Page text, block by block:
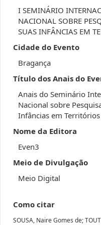
I SEMINÁRIO
NACIONAL SOBRE
SUAS INFÂNCIAS EM
Cidade do Evento
Bragança
Título dos Anais do
Anais do Seminário
Nacional sobre
Infâncias em
Nome da Editora
Even3
Meio de Divulgação
Meio Digital
Como citar
SOUSA, Naire Gomes de;